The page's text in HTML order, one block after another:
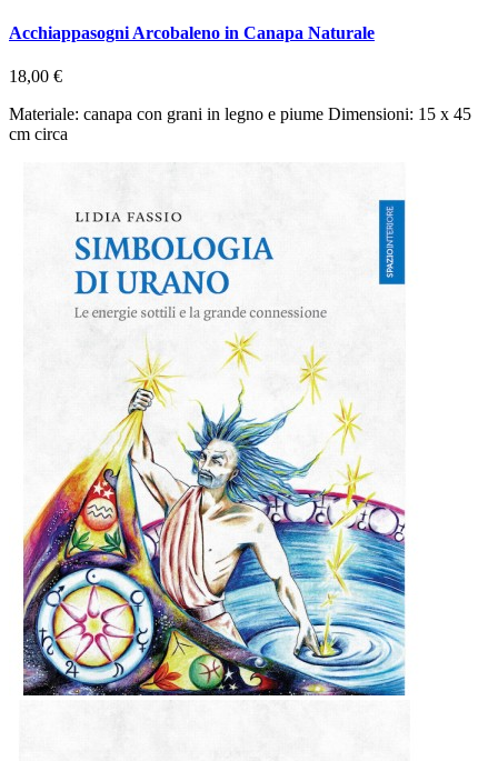
Acchiappasogni Arcobaleno in Canapa Naturale
18,00 €
Materiale: canapa con grani in legno e piume Dimensioni: 15 x 45
cm circa